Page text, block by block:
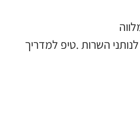
השרות .טיפ למדריך